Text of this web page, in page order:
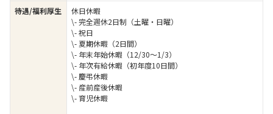
待遇/福利厚生
休日休暇
\- 完全週休2日制（土曜・日曜）
\- 祝日
\- 夏期休暇（2日間）
\- 年末年始休暇（12/30～1/3）
\- 年次有給休暇（初年度10日間）
\- 慶弔休暇
\- 産前産後休暇
\- 育児休暇